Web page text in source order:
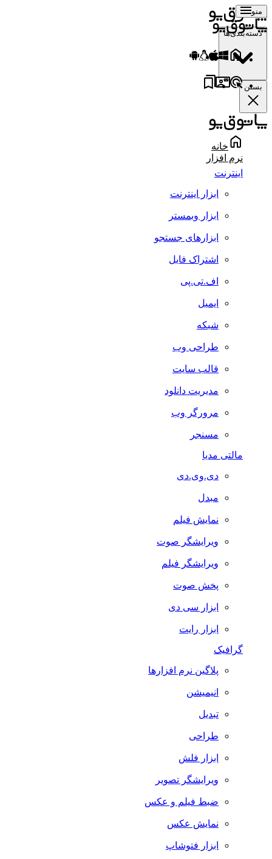
منو
دسته‌بندی‌ها
بستن
خانه
نرم افزار
اینترنت
ابزار اینترنت
ابزار وبمستر
ابزارهای جستجو
اشتراک فایل
اف.تی.پی
ایمیل
شبکه
طراحی وب
قالب سایت
مدیریت دانلود
مرورگر وب
مسنجر
مالتی مدیا
دی.وی.دی
مبدل
نمایش فیلم
ویرایشگر صوت
ویرایشگر فیلم
پخش صوت
ابزار سی دی
ابزار رایت
گرافیک
پلاگین نرم افزارها
انیمیشن
تبدیل
طراحی
ابزار فلش
ویرایشگر تصویر
ضبط فيلم و عكس
نمایش عکس
ابزار فتوشاپ